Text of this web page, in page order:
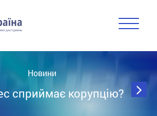
Новини
сприймає корупцію?